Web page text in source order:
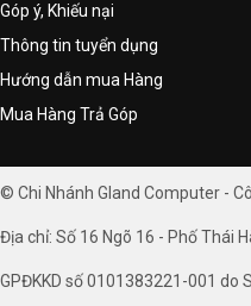
Góp ý, Khiếu nại
Thông tin tuyển dụng
Hướng dẫn mua Hàng
Mua Hàng Trả Góp
© Chi Nhánh Gland Computer -
Địa chỉ: Số 16 Ngõ 16 - Phố Thái
GPĐKKD số 0101383221-001 do